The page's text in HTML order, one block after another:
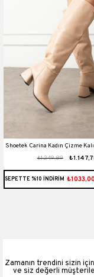
Shoetek Carina Kadın Çizme
Deri
₺1.249,89
SEPETTE %10 İNDİRİM ₺1033,00
Zamanın trendini sizin
ve siz değerli